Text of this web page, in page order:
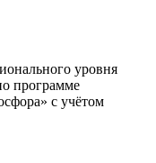
уровня
программе
с учётом